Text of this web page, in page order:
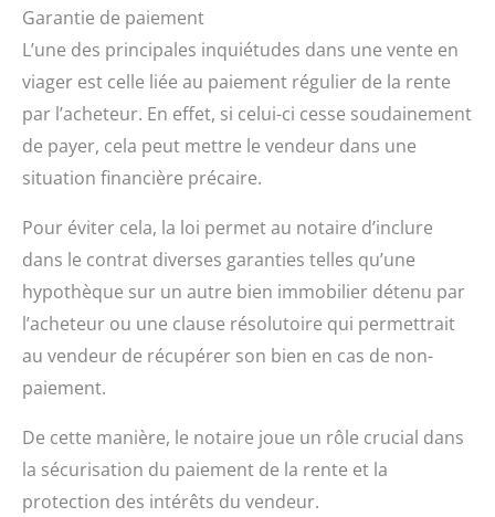
Garantie de paiement
L’une des principales inquiétudes dans une vente en
viager est celle liée au paiement régulier de la rente
par l’acheteur. En effet, si celui-ci cesse soudainement
de payer, cela peut mettre le vendeur dans une
situation financière précaire.
Pour éviter cela, la loi permet au notaire d’inclure
dans le contrat diverses garanties telles qu’une
hypothèque sur un autre bien immobilier détenu par
l’acheteur ou une clause résolutoire qui permettrait
au vendeur de récupérer son bien en cas de non-
paiement.
De cette manière, le notaire joue un rôle crucial dans
la sécurisation du paiement de la rente et la
protection des intérêts du vendeur.